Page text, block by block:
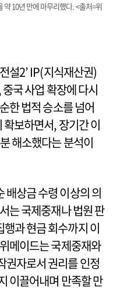
약 10년 만에 마무리했다. <출처=위
설2’ IP(지식재산권)
국 사업 확장에 다시
한 법적 승소를 넘어
보하면서, 장기간 이
해소했다는 분석이
배상금 수령 이상의 의
는 국제중재나 법원 판
과 현금 회수까지 이
메이드는 국제중재와
권자로서 권리를 인정
이끌어내며 만족할 만